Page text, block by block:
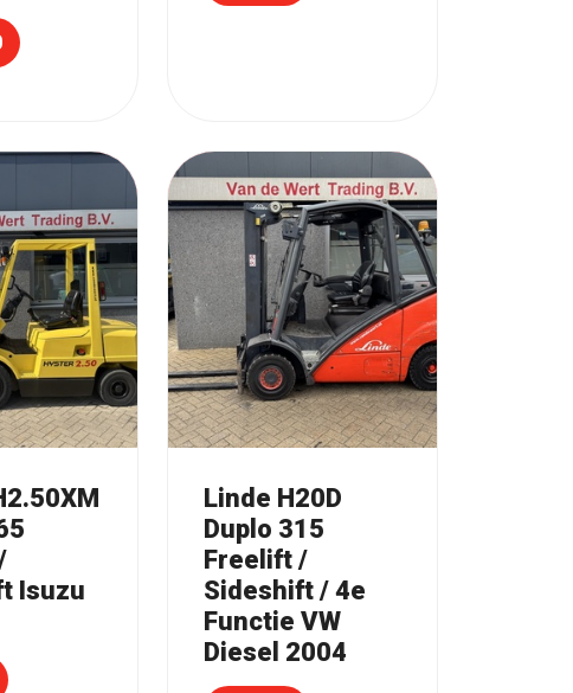
Isuzu
Linde H20D
Duplo 315
Freelift /
Sideshift / 4e
Functie VW
Diesel 2004